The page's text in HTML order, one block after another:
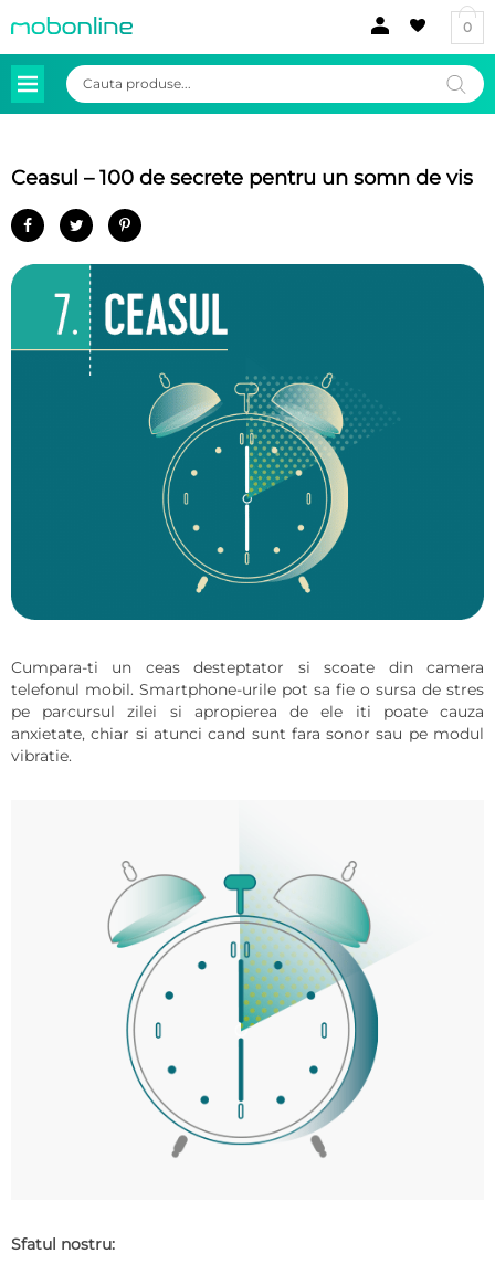
0
Products
search
Ceasul – 100 de secrete pentru un somn de vis
Cumpara-ti un ceas desteptator si scoate din camera
telefonul mobil. Smartphone-urile pot sa fie o sursa de stres
pe parcursul zilei si apropierea de ele iti poate cauza
anxietate, chiar si atunci cand sunt fara sonor sau pe modul
vibratie.
Sfatul nostru: